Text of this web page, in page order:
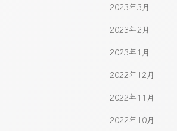
2023年3月
2023年2月
2023年1月
2022年12月
2022年11月
2022年10月